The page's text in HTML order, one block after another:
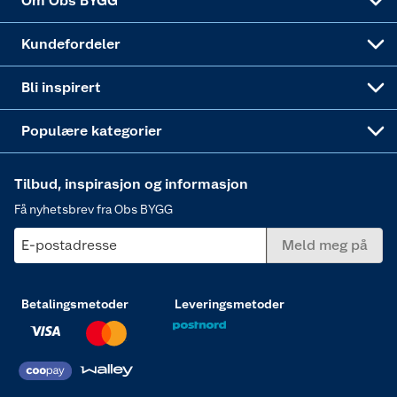
Kundefordeler
Bli inspirert
Populære kategorier
Tilbud, inspirasjon og informasjon
Få nyhetsbrev fra Obs BYGG
E-postadresse Meld meg på
Betalingsmetoder Leveringsmetoder